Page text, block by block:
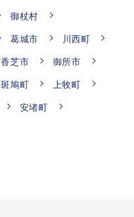
御杖村
葛城市
川西町
香芝市
御所市
斑鳩町
上牧町
安堵町